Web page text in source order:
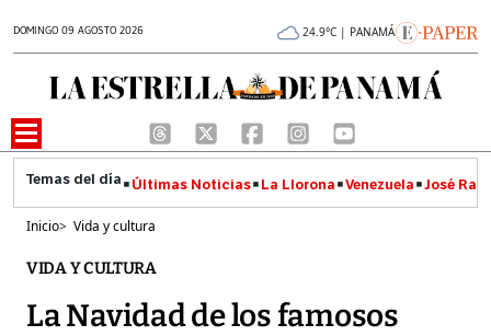
DOMINGO 09 AGOSTO 2026 24.9°C | PANAMÁ
Últimas Noticias La Llorona Venezuela José
Inicio> Vida y cultura
VIDA Y CULTURA
La Navidad de los famosos